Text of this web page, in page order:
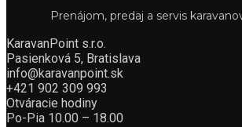
Prenájom, predaj a servis
KaravanPoint s.r.o.
Pasienková 5, Bratislava
info@karavanpoint.sk
+421 902 309 993
Otváracie hodiny
Po-Pia 10.00 – 18.00